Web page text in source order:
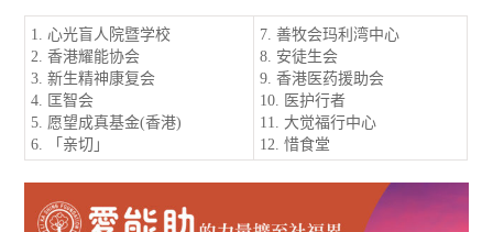
1. 心光盲人院暨学校
2. 香港耀能协会
3. 新生精神康复会
4. 匡智会
5. 愿望成真基金(香港)
6. 「亲切」
7. 善牧会玛利湾中心
8. 安徒生会
9. 香港医药援助会
10. 医护行者
11. 大觉福行中心
12. 惜食堂